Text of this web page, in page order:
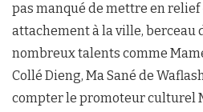
pas manqué de mettre en relief
attachement à la ville, berceau
nombreux talents comme
Collé Dieng, Ma Sané de
compter le promoteur culturel